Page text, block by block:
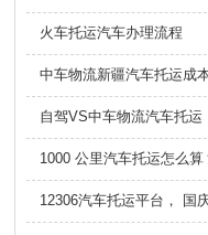
火车托运汽车办理流程
中车物流新疆汽车托运成
自驾VS中车物流汽车托运
12306汽车托运平台， 国